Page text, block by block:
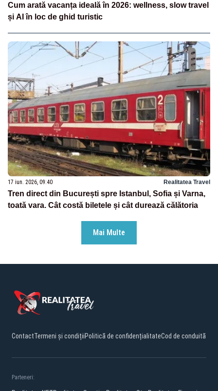
Cum arată vacanța ideală în 2026: wellness, slow travel
și AI în loc de ghid turistic
17 iun. 2026, 09:40 Realitatea Travel
Tren direct din București spre Istanbul, Sofia și Varna,
toată vara. Cât costă biletele și cât durează călătoria
Mai Multe
ContactTermeni și condițiiPolitică de confidențialitateCod de conduită
Parteneri: